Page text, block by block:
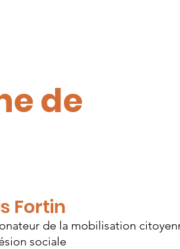
de
Fortin
de la mobilisation
sociale